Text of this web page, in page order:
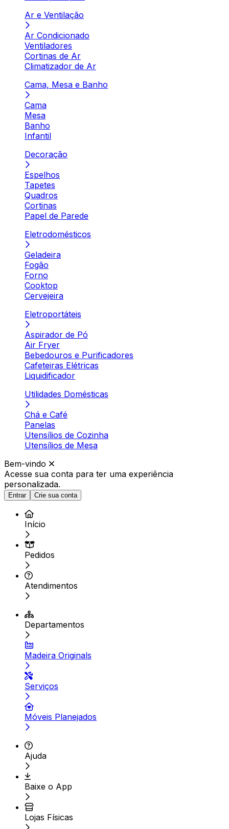
Ar e Ventilação
Ar Condicionado
Ventiladores
Cortinas de Ar
Climatizador de Ar
Cama, Mesa e Banho
Cama
Mesa
Banho
Infantil
Decoração
Espelhos
Tapetes
Quadros
Cortinas
Papel de Parede
Eletrodomésticos
Geladeira
Fogão
Forno
Cooktop
Cervejeira
Eletroportáteis
Aspirador de Pó
Air Fryer
Bebedouros e Purificadores
Cafeteiras Elétricas
Liquidificador
Utilidades Domésticas
Chá e Café
Panelas
Utensílios de Cozinha
Utensílios de Mesa
Bem-vindo
Acesse sua conta para ter uma experiência
personalizada.
Entrar Crie sua conta
Início
Pedidos
Atendimentos
Departamentos
Madeira Originals
Serviços
Móveis Planejados
Ajuda
Baixe o App
Lojas Físicas